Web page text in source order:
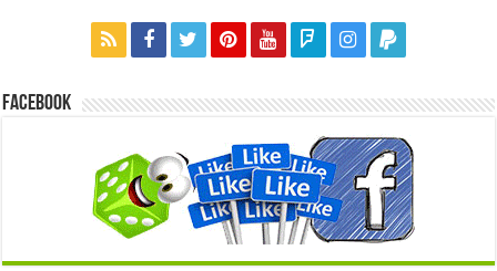
Facebook